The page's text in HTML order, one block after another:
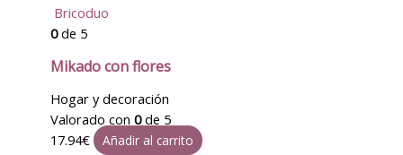
Bricoduo
0de 5
Mikado con flores
Hogar y decoración
Valorado con 0de 5
17.94€ Añadir al carrito